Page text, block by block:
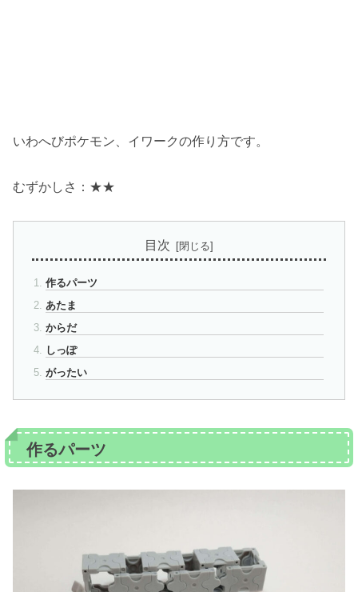
いわへびポケモン、イワークの作り方です。
むずかしさ：★★
目次
作るパーツ
あたま
からだ
しっぽ
がったい
作るパーツ